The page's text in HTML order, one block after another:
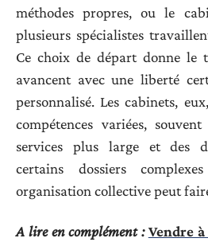
méthodes propres, ou le
plusieurs spécialistes
Ce choix de départ donne le
avancent avec une liberté
personnalisé. Les cabinets,
compétences variées,
services plus large et des
certains dossiers
organisation collective peut
A lire en complément : Vendre